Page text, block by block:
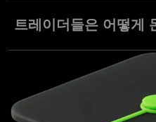
러나 인출할 수 없는 가상통화
트레이더들은 어떻게
트레이더들은 시장의 움직임을
이 있지만, 가장 쉽게 예시를 들
했는데, 이 주식의 가치가 $20
다. 돈을 트레이딩하는 다양한
에서 확인하세요.